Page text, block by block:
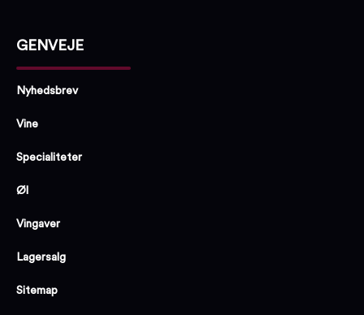
GENVEJE
Nyhedsbrev
Vine
Specialiteter
Øl
Vingaver
Lagersalg
Sitemap